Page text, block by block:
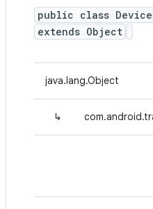
public class
extends Object
java.lang.Object
↳